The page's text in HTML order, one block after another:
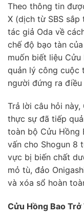
Theo thông tin
X (dịch từ SBS
tác giả Oda về
chế độ bạo tàn
muốn biết liệu
quản lý công cuộc
người đứng ra
Trả lời câu hỏi
thực sự đã tiếp
toàn bộ Cửu Hồng
vấn cho Shogun 8
vực bị biến chất
mỏ tù, đảo
và xóa sổ hoàn
Cửu Hồng Bao Trở